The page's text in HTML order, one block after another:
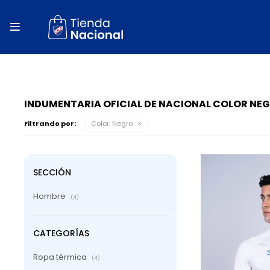

INDUMENTARIA OFICIAL DE NACIONAL COLOR
Filtrando por: Color: Negro
SECCIÓN
Hombre (4)
CATEGORÍAS
Ropa térmica (4)
close
local_shipping
percent